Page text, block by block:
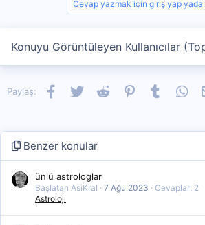
Cevap yazmak için giriş yap yada
Konuyu Görüntüleyen Kullanıcılar
Paylaş: Facebook
TwitterReddit PinterestTumblr
Benzer konular
ünlü astrologlar
Başlatan AsiKral 7 Ağu 2023
Cevaplar: 2
Astroloji